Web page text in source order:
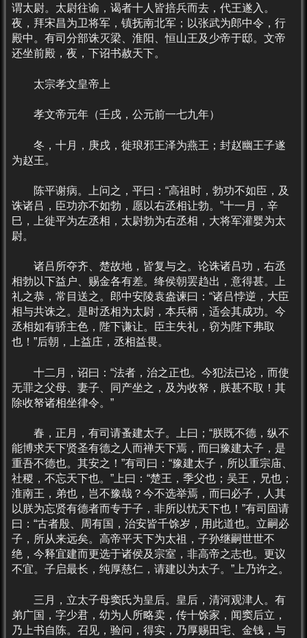
谓太尉。太尉往谕，谒者十人皆掊兵而去，代王遂入。
夜，拜宋昌为卫将军，镇抚南北军；以张武为郎中令，行
殿中。有司分部诛灭梁、淮阳、恒山王及少帝于邸。文帝
还坐前殿，夜，下诏书赦天下。
太宗孝文皇帝上
孝文帝元年（壬戌，公元前一七九年）
冬，十月，庚戌，徙琅邪王泽为燕王；封赵幽王子遂
为赵王。
陈平谢病。上问之，平曰：“高祖时，勃功不如臣，及
诛诸吕，臣功亦不如勃，愿以右丞相让勃。”十一月，辛
巳，上徙平为左丞相，太尉勃为右丞相，大将军灌婴为太
尉。
诸吕所夺齐、楚故地，皆复与之。论诛诸吕功，右丞
相勃以下益户、赐金各有差。绛侯朝罢趋出，意得甚。上
礼之恭，常目送之。郎中安陵袁盎谏曰：“诸吕悖逆，大臣
相与共诛之。是时丞相为太尉，本兵柄，适会其成功。今
丞相如有骄主色，陛下谦让。臣主失礼，窃为陛下弗取
也！”后朝，上益庄，丞相益畏。
十二月，诏曰：“法者，治之正也。今犯法已论，而使
无罪之父母、妻子、同产坐之，及为收帑，朕甚不取！其
除收帑诸相坐律令。”
春，正月，有司请蚤建太子。上曰；“朕既不德，纵不
能博求天下贤圣有德之人而禅天下焉，而曰豫建太子，是
重吾不德也。其安之！”有司曰：“豫建太子，所以重宗庙、
社稷，不忘天下也。”上曰：“楚王，季父也；吴王，兄也；
淮南王，弟也，岂不豫哉？今不选举焉，而曰必子，人其
以朕为忘贤有德者而专于子，非所以忧天下也！”有司固请
曰：“古者殷、周有国，治安皆千馀岁，用此道也。立嗣必
子，所从来远矣。高帝平天下为太祖，子孙继嗣世世不
绝，今释宜建而更选于诸侯及宗室，非高帝之志也。更议
不宜。子启最长，纯厚慈仁，请建以为太子。”上乃许之。
三月，立太子母窦氏为皇后。皇后，清河观津人。有
弟广国，字少君，幼为人所略卖，传十馀家，闻窦后立，
乃上书自陈。召见，验问，得实，乃厚赐田宅、金钱，与